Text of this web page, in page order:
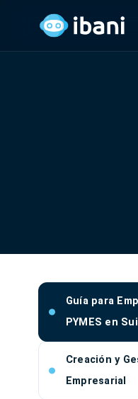
Guía para
PYMES en
Creación y
Empresarial